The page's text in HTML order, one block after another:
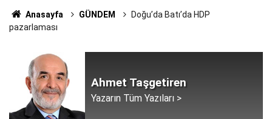
Anasayfa GÜNDEM
Doğu’da Batı’da HDP
pazarlaması
Ahmet Taşgetiren
Yazarın Tüm Yazıları >